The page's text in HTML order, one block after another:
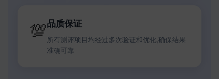
💯品质保证
所有测评项目均经过多次验证和优化,确保结果
准确可靠